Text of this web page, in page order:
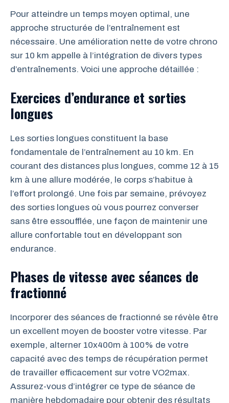
Pour atteindre un temps moyen optimal, une
approche structurée de l’entraînement est
nécessaire. Une amélioration nette de votre chrono
sur 10 km appelle à l’intégration de divers types
d’entraînements. Voici une approche détaillée :
Exercices d’endurance et sorties
longues
Les sorties longues constituent la base
fondamentale de l’entraînement au 10 km. En
courant des distances plus longues, comme 12 à 15
km à une allure modérée, le corps s’habitue à
l’effort prolongé. Une fois par semaine, prévoyez
des sorties longues où vous pourrez converser
sans être essoufflée, une façon de maintenir une
allure confortable tout en développant son
endurance.
Phases de vitesse avec séances de
fractionné
Incorporer des séances de fractionné se révèle être
un excellent moyen de booster votre vitesse. Par
exemple, alterner 10x400m à 100% de votre
capacité avec des temps de récupération permet
de travailler efficacement sur votre VO2max.
Assurez-vous d’intégrer ce type de séance de
manière hebdomadaire pour obtenir des résultats